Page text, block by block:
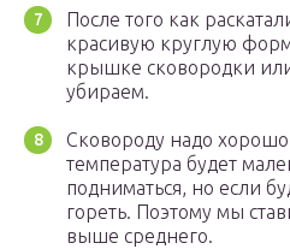
После того как
красивую круглую
крышке сковородки
убираем.
Сковороду надо хорошо
температура будет
подниматься, но если
гореть. Поэтому мы
выше среднего.